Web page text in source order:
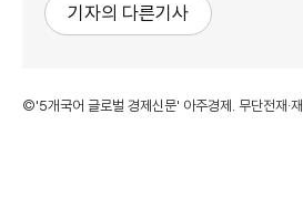
기자의 다른기사
©'5개국어 글로벌 경제신문' 아주경제. 무단전재·